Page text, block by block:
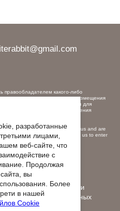
О нас
Видео
Отзывы
Политика обработки
персональных данных
Договор оферты
правообладателем какого-либо
нами, и против размещения
пожалуйста, свяжитесь с нами для
на использование или удаления
holder of any image used by us and are
on our resources, please contact us to enter
use or removal of content.
разработанные
лицами,
веб-сайте, что
с
Продолжая
вы
Более
в нашей
Cookie